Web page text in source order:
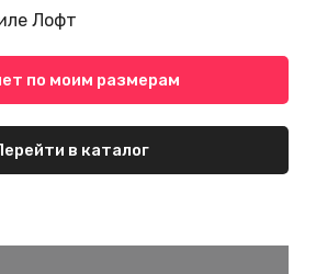
Лофт
по моим размерам
в каталог